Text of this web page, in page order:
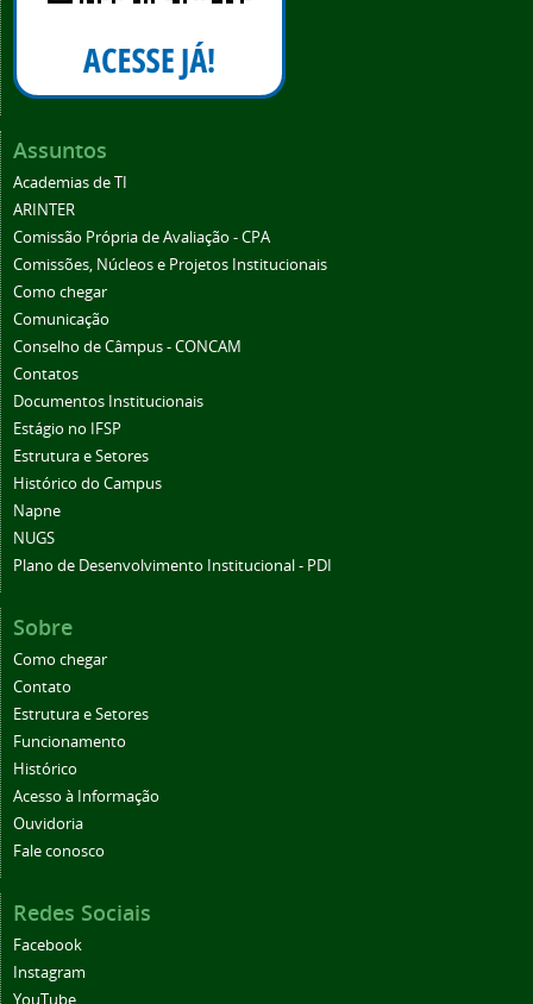
Assuntos
Academias de TI
ARINTER
Comissão Própria de Avaliação - CPA
Comissões, Núcleos e Projetos Institucionais
Como chegar
Comunicação
Conselho de Câmpus - CONCAM
Contatos
Documentos Institucionais
Estágio no IFSP
Estrutura e Setores
Histórico do Campus
Napne
NUGS
Plano de Desenvolvimento Institucional - PDI
Sobre
Como chegar
Contato
Estrutura e Setores
Funcionamento
Histórico
Acesso à Informação
Ouvidoria
Fale conosco
Redes Sociais
Facebook
Instagram